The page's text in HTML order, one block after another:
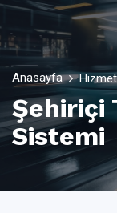
Anasayfa
Şehiriçi
Sistemi